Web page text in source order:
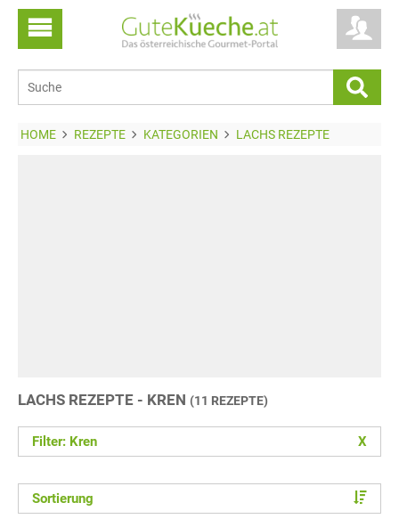
HOME REZEPTE KATEGORIEN LACHS REZEPTE
LACHS REZEPTE - KREN (11 REZEPTE)
Filter: Kren X
Sortierung